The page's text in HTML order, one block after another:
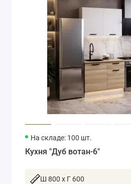
На складе: 100 шт.
Кухня "Дуб вотан-6"
Ш 800 x Г 600